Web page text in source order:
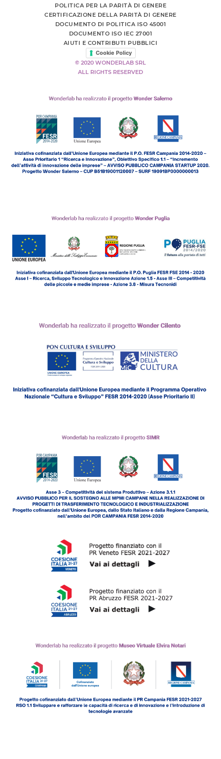
POLITICA PER LA PARITÀ DI GENERE
CERTIFICAZIONE DELLA PARITÀ DI GENERE
DOCUMENTO DI POLITICA ISO 45001
DOCUMENTO ISO IEC 27001
AIUTI E CONTRIBUTI PUBBLICI
Cookie Policy
© 2020 WONDERLAB SRL
ALL RIGHTS RESERVED